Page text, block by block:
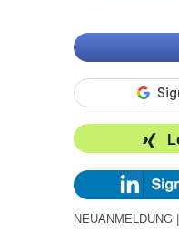
NEUANMELDUNG